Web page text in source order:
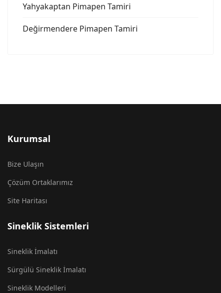
Yahyakaptan Pimapen Tamiri
Değirmendere Pimapen Tamiri
Kurumsal
Bize Ulaşın
Çözüm Ortaklarımız
Site Haritası
Sineklik Sistemleri
Sineklik İmalatı
Sürgülü Sineklik İmalatı
Sineklik Modelleri